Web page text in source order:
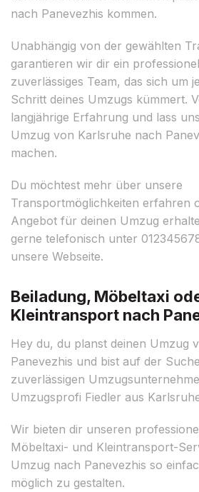
nach Panevezhis kommen.
Unabhängig von der gewählten
garantieren wir dir ein
zuverlässiges Team, das sich um
Schritt deines Umzugs kümmert.
langjährige Erfahrung und lass
Umzug von Karlsruhe nach
machen.
Du möchtest mehr über unsere
Transportmöglichkeiten erfahren
Angebot für deinen Umzug
gerne telefonisch unter
unsere Webseite.
Beiladung, Möbeltaxi
Kleintransport nach
Hey du, du planst deinen Umzug
Panevezhis und bist auf der
zuverlässigen
Umzugsprofi Fiedler aus
Wir bieten dir unseren
Möbeltaxi- und Kleintransport-
Umzug nach Panevezhis so
möglich zu gestalten.